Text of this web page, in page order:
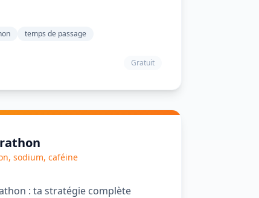
temps de passage
Gratuit
sodium, caféine
: ta stratégie complète